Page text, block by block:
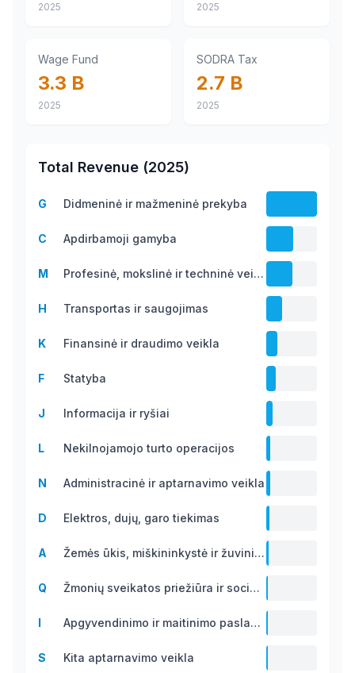
2025 2025
Wage Fund
3.3 B
2025
SODRA Tax
2.7 B
2025
Total Revenue (2025)
G
Didmeninė ir mažmeninė prekyba
61.1 B
C
Apdirbamoji gamyba
32.2
M
Profesinė, mokslinė ir techninė veikla
31.3
H
Transportas ir saugojimas
19.2
K
Finansinė ir draudimo veikla
F
Statyba
J
Informacija ir ryšiai
L
Nekilnojamojo turto operacijos
N
Administracinė ir aptarnavimo veikla
D
Elektros, dujų, garo tiekimas
A
Žemės ūkis, miškininkystė ir žuvininkystė
Q
Žmonių sveikatos priežiūra ir socialinis darbas
I
Apgyvendinimo ir maitinimo paslaugų veikla
S
Kita aptarnavimo veikla